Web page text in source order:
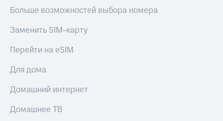
магазин
и
часы
трекеры
Больше возможностей выбора номера
Заменить SIM-карту
Перейти на eSIM
Для дома
Домашний интернет
Домашнее ТВ